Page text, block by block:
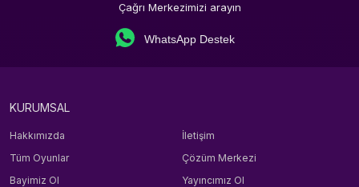
Çağrı Merkezimizi arayın
WhatsApp Destek
KURUMSAL
Hakkımızda
İletişim
Tüm Oyunlar
Çözüm Merkezi
Bayimiz Ol
Yayıncımız Ol